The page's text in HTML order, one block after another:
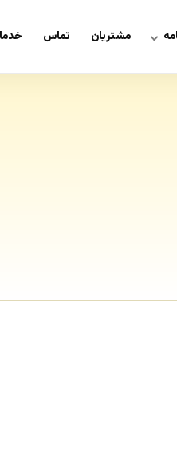
مشتریان تماس